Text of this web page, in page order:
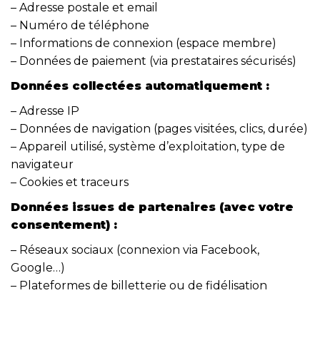
– Adresse postale et email
– Numéro de téléphone
– Informations de connexion (espace membre)
– Données de paiement (via prestataires sécurisés)
Données collectées automatiquement :
– Adresse IP
– Données de navigation (pages visitées, clics, durée)
– Appareil utilisé, système d’exploitation, type de
navigateur
– Cookies et traceurs
Données issues de partenaires (avec votre
consentement) :
– Réseaux sociaux (connexion via Facebook,
Google…)
– Plateformes de billetterie ou de fidélisation